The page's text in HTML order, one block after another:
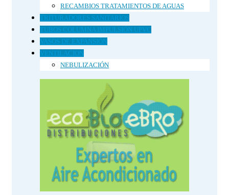
RECAMBIOS TRATAMIENTOS DE AGUAS
TRITURADORES SANITARIOS
TUBOS COLUMNA IMPULSIÓN UPVC
VASOS DE EXPANSIÓN
VENTILACION
NEBULIZACIÓN